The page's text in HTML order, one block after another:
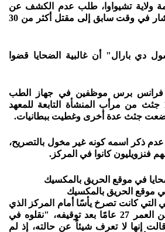
تشيواوا، طلب عدم الكشف عن
اسمه أمام صحافيين، أشار في وقت سابق إلى مقتل أكثر من 30
بارال" أن غالبية الضحايا قضوا
فرانس برس موظفين في جهاز الطب
لشرعي ينقلون نحو 10 جثث من مرأب المنشأة التابعة للمعهد
جثث عدة أخرى وغطيت ببطانيات.
عدم ذكر اسمه كونه غير مخول بالتصريح،
موقع الحريق بالمكسيك
التي كانت تصرخ يأسًا أمام المركز الذي
نُقل إليه زوجها البالغ من العمر 27 عامًا بعد توقيفه، "نقلوه في
إنها لا تعرف شيئاً عن حالته، إذ لم